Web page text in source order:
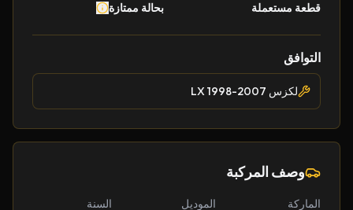
قطعة مستعملة
بحالة ممتازة
التوافق
لكزس LX 1998-2007
وصف المركبة
الماركة الموديل السنة